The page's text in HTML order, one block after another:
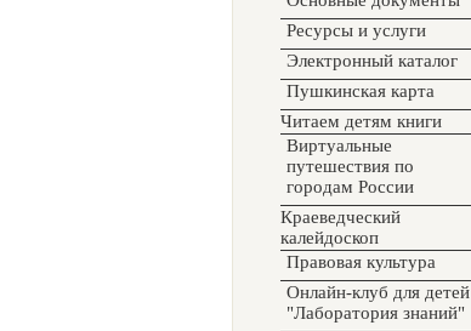
Ресурсы и услуги
Электронный каталог
Пушкинская карта
Читаем детям книги
Виртуальные
путешествия по
городам России
Краеведческий
калейдоскоп
Правовая культура
Онлайн-клуб для детей
"Лаборатория знаний"